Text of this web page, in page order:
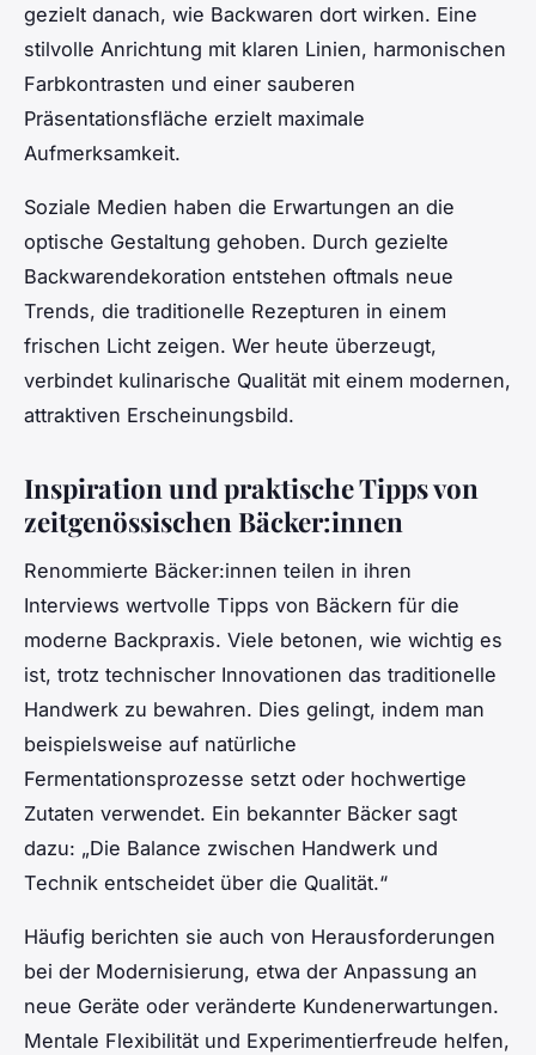
gezielt danach, wie Backwaren dort wirken. Eine
stilvolle Anrichtung mit klaren Linien, harmonischen
Farbkontrasten und einer sauberen
Präsentationsfläche erzielt maximale
Aufmerksamkeit.
Soziale Medien haben die Erwartungen an die
optische Gestaltung gehoben. Durch gezielte
Backwarendekoration entstehen oftmals neue
Trends, die traditionelle Rezepturen in einem
frischen Licht zeigen. Wer heute überzeugt,
verbindet kulinarische Qualität mit einem modernen,
attraktiven Erscheinungsbild.
Inspiration und praktische Tipps von
zeitgenössischen Bäcker:innen
Renommierte Bäcker:innen teilen in ihren
Interviews wertvolle Tipps von Bäckern für die
moderne Backpraxis. Viele betonen, wie wichtig es
ist, trotz technischer Innovationen das traditionelle
Handwerk zu bewahren. Dies gelingt, indem man
beispielsweise auf natürliche
Fermentationsprozesse setzt oder hochwertige
Zutaten verwendet. Ein bekannter Bäcker sagt
dazu: „Die Balance zwischen Handwerk und
Technik entscheidet über die Qualität.“
Häufig berichten sie auch von Herausforderungen
bei der Modernisierung, etwa der Anpassung an
neue Geräte oder veränderte Kundenerwartungen.
Mentale Flexibilität und Experimentierfreude helfen,